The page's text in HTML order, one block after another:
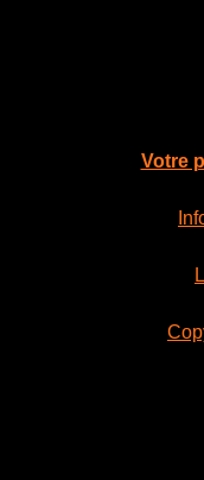
Votre